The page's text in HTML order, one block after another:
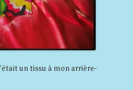
un tissu à mon arrière-